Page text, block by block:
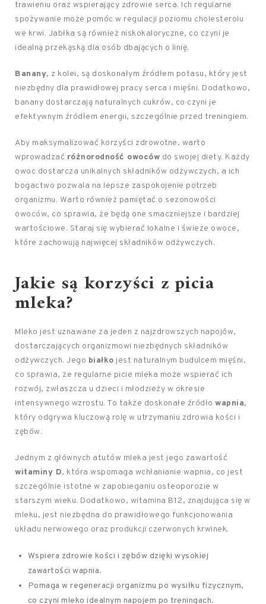
trawieniu oraz wspierający zdrowie serca. Ich regularne
spożywanie może pomóc w regulacji poziomu cholesterolu
we krwi. Jabłka są również niskokaloryczne, co czyni je
idealną przekąską dla osób dbających o linię.
Banany, z kolei, są doskonałym źródłem potasu, który jest
niezbędny dla prawidłowej pracy serca i mięśni. Dodatkowo,
banany dostarczają naturalnych cukrów, co czyni je
efektywnym źródłem energii, szczególnie przed treningiem.
Aby maksymalizować korzyści zdrowotne, warto
wprowadzać różnorodność owoców do swojej diety. Każdy
owoc dostarcza unikalnych składników odżywczych, a ich
bogactwo pozwala na lepsze zaspokojenie potrzeb
organizmu. Warto również pamiętać o sezonowości
owoców, co sprawia, że będą one smaczniejsze i bardziej
wartościowe. Staraj się wybierać lokalne i świeże owoce,
które zachowują najwięcej składników odżywczych.
Jakie są korzyści z picia
mleka?
Mleko jest uznawane za jeden z najzdrowszych napojów,
dostarczających organizmowi niezbędnych składników
odżywczych. Jego białko jest naturalnym budulcem mięśni,
co sprawia, że regularne picie mleka może wspierać ich
rozwój, zwłaszcza u dzieci i młodzieży w okresie
intensywnego wzrostu. To także doskonałe źródło wapnia,
który odgrywa kluczową rolę w utrzymaniu zdrowia kości i
zębów.
Jednym z głównych atutów mleka jest jego zawartość
witaminy D, która wspomaga wchłanianie wapnia, co jest
szczególnie istotne w zapobieganiu osteoporozie w
starszym wieku. Dodatkowo, witamina B12, znajdująca się w
mleku, jest niezbędna do prawidłowego funkcjonowania
układu nerwowego oraz produkcji czerwonych krwinek.
Wspiera zdrowie kości i zębów dzięki wysokiej
zawartości wapnia.
Pomaga w regeneracji organizmu po wysiłku fizycznym,
co czyni mleko idealnym napojem po treningach.